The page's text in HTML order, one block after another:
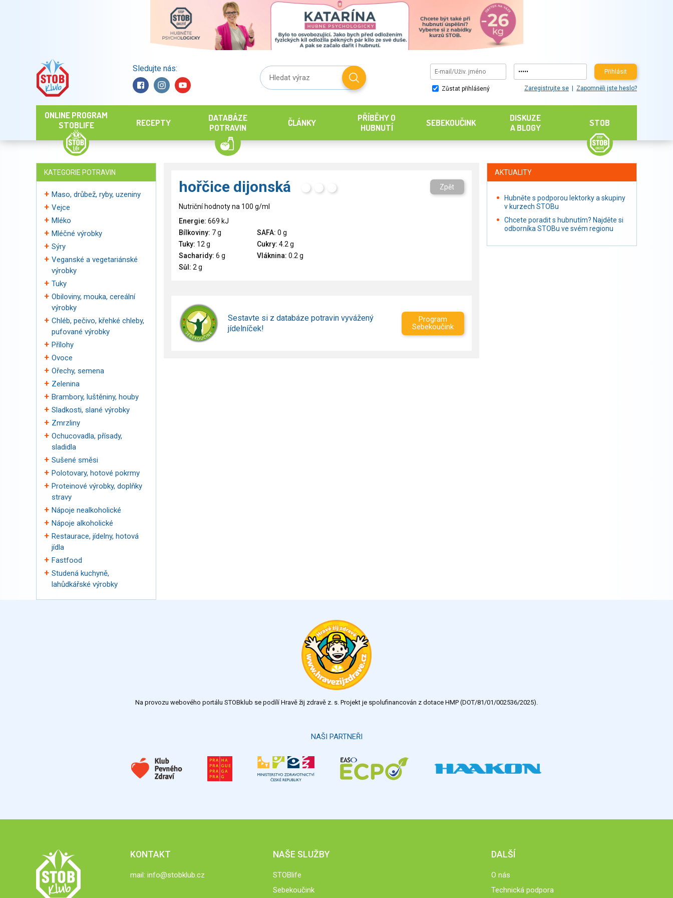
Sledujte nás: Přihlásit
Zůstat přihlášený Zaregistrujte se Zapomněli jste heslo?
ONLINE PROGRAM
STOBLIFE
RECEPTY
DATABÁZE
POTRAVIN
ČLÁNKY
PŘÍBĚHY O
HUBNUTÍ
SEBEKOUČINK
DISKUZE
A BLOGY
STOB
KATEGORIE POTRAVIN
Maso, drůbež, ryby, uzeniny
Vejce
Mléko
Mléčné výrobky
Sýry
Veganské a vegetariánské
výrobky
Tuky
Obiloviny, mouka, cereální
výrobky
Chléb, pečivo, křehké chleby,
pufované výrobky
Přílohy
Ovoce
Ořechy, semena
Zelenina
Brambory, luštěniny, houby
Sladkosti, slané výrobky
Zmrzliny
Ochucovadla, přísady,
sladidla
Sušené směsi
Polotovary, hotové pokrmy
Proteinové výrobky, doplňky
stravy
Nápoje nealkoholické
Nápoje alkoholické
Restaurace, jídelny, hotová
jídla
Fastfood
Studená kuchyně,
lahůdkářské výrobky
hořčice dijonská Zpět
Nutriční hodnoty na 100 g/ml
Energie: 669 kJ
Bílkoviny: 7 g SAFA: 0 g
Tuky: 12 g Cukry: 4.2 g
Sacharidy: 6 g Vláknina: 0.2 g
Sůl: 2 g
Sestavte si z databáze potravin vyvážený
jídelníček!
Program
Sebekoučink
AKTUALITY
Hubněte s podporou lektorky a skupiny
v kurzech STOBu
Chcete poradit s hubnutím? Najděte si
odborníka STOBu ve svém regionu
Na provozu webového portálu STOBklub se podílí Hravě žij zdravě z. s. Projekt je spolufinancován z dotace HMP (DOT/81/01/002536/2025).
NAŠI PARTNEŘI
KONTAKT
mail: info@stobklub.cz
NAŠE SLUŽBY
STOBlife
Sebekoučink
DALŠÍ
O nás
Technická podpora